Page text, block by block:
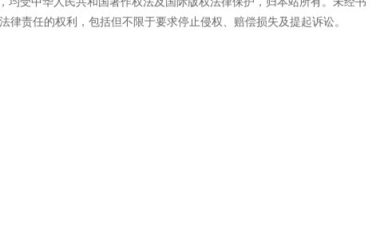
责任的权利，包括但不限于要求停止侵权、赔偿损失及提起诉讼。